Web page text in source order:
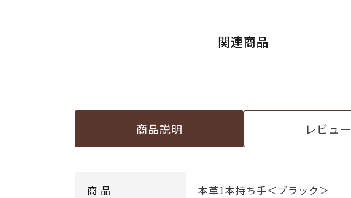
関連商品
商品説明 レビュー
商 品 本革1本持ち手＜ブラック＞